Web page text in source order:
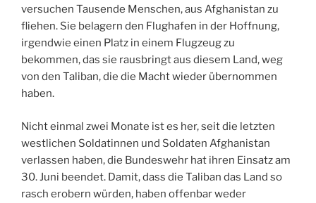
versuchen Tausende Menschen, aus Afghanistan zu
fliehen. Sie belagern den Flughafen in der Hoffnung,
irgendwie einen Platz in einem Flugzeug zu
bekommen, das sie rausbringt aus diesem Land, weg
von den Taliban, die die Macht wieder übernommen
haben.
Nicht einmal zwei Monate ist es her, seit die letzten
westlichen Soldatinnen und Soldaten Afghanistan
verlassen haben, die Bundeswehr hat ihren Einsatz am
30. Juni beendet. Damit, dass die Taliban das Land so
rasch erobern würden, haben offenbar weder